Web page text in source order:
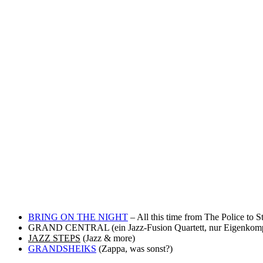
BRING ON THE NIGHT – All this time from The Police to
GRAND CENTRAL (ein Jazz-Fusion Quartett, nur
JAZZ STEPS (Jazz & more)
GRANDSHEIKS (Zappa, was sonst?)